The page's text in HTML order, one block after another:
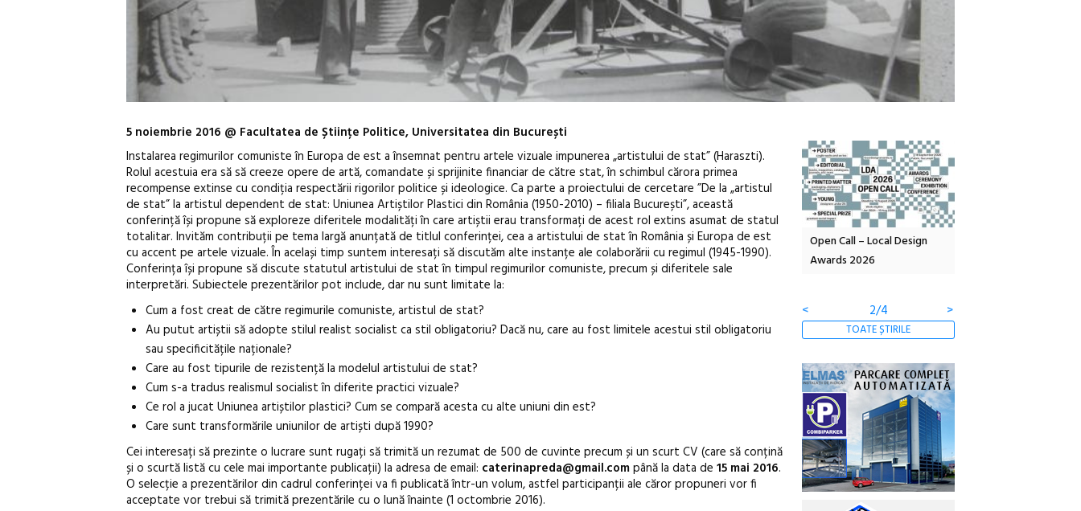
5 noiembrie 2016 @ Facultatea de Științe Politice, Universitatea din București
Instalarea regimurilor comuniste în Europa de est a însemnat pentru artele vizuale impunerea „artistului de stat” (Haraszti).
Rolul acestuia era să să creeze opere de artă, comandate și sprijinite financiar de către stat, în schimbul cărora primea
recompense extinse cu condiția respectării rigorilor politice și ideologice. Ca parte a proiectului de cercetare ”De la „artistul
de stat” la artistul dependent de stat: Uniunea Artiștilor Plastici din România (1950-2010) – filiala București”, această
conferință își propune să exploreze diferitele modalități în care artiștii erau transformați de acest rol extins asumat de statul
totalitar. Invităm contribuții pe tema largă anunțată de titlul conferinței, cea a artistului de stat în România și Europa de est
cu accent pe artele vizuale. În același timp suntem interesați să discutăm alte instanțe ale colaborării cu regimul (1945-1990).
Conferința își propune să discute statutul artistului de stat în timpul regimurilor comuniste, precum și diferitele sale
interpretări. Subiectele prezentărilor pot include, dar nu sunt limitate la:
Cum a fost creat de către regimurile comuniste, artistul de stat?
Au putut artiștii să adopte stilul realist socialist ca stil obligatoriu? Dacă nu, care au fost limitele acestui stil obligatoriu
sau specificitățile naționale?
Care au fost tipurile de rezistență la modelul artistului de stat?
Cum s-a tradus realismul socialist în diferite practici vizuale?
Ce rol a jucat Uniunea artiștilor plastici? Cum se compară acesta cu alte uniuni din est?
Care sunt transformările uniunilor de artiști după 1990?
Cei interesați să prezinte o lucrare sunt rugați să trimită un rezumat de 500 de cuvinte precum și un scurt CV (care să conțină
și o scurtă listă cu cele mai importante publicații) la adresa de email: caterinapreda@gmail.compână la data de 15 mai 2016.
O selecție a prezentărilor din cadrul conferinței va fi publicată într-un volum, astfel participanții ale căror propuneri vor fi
acceptate vor trebui să trimită prezentările cu o lună înainte (1 octombrie 2016).
În curând: POELANDA – parc
de poezie și co-creație
Open Call – Local Design
Awards 2026
<
2/4 >
TOATE ȘTIRILE